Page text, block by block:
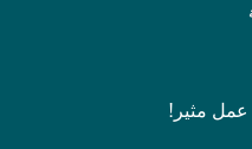
عمل مثير!